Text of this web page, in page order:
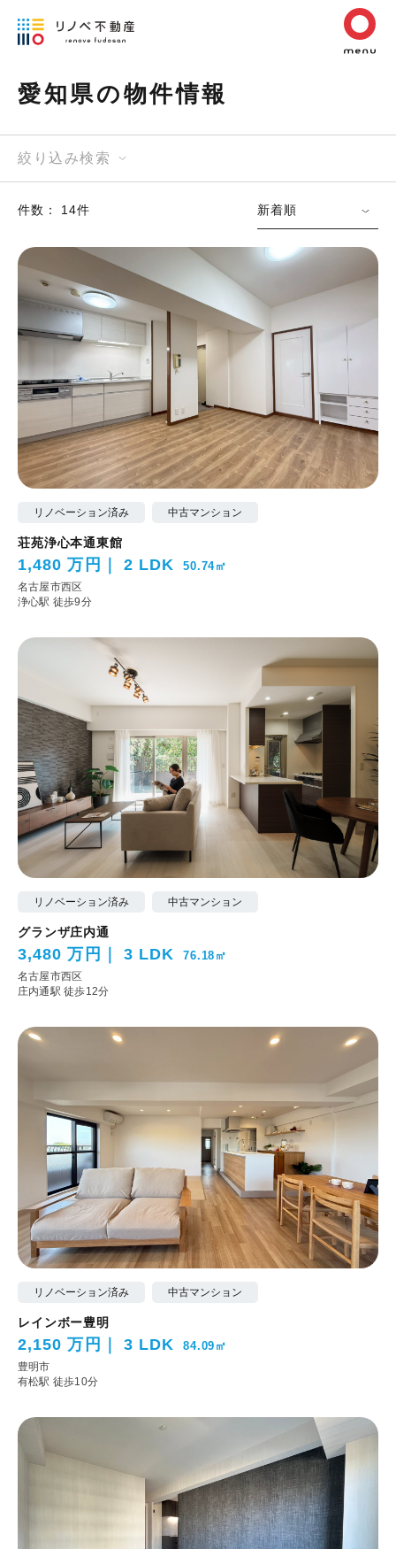
愛知県の物件情報
絞り込み検索
件数： 14件 新着順
リノベーション済み 中古マンション
荘苑浄心本通東館
1,480 万円 2 LDK 50.74㎡
名古屋市西区
浄心駅 徒歩9分
リノベーション済み 中古マンション
グランザ庄内通
3,480 万円 3 LDK 76.18㎡
名古屋市西区
庄内通駅 徒歩12分
リノベーション済み 中古マンション
レインボー豊明
2,150 万円 3 LDK 84.09㎡
豊明市
有松駅 徒歩10分